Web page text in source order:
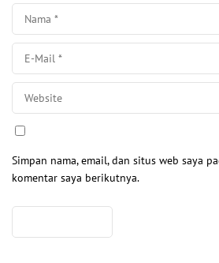
Simpan nama, email, dan situs web saya
komentar saya berikutnya.